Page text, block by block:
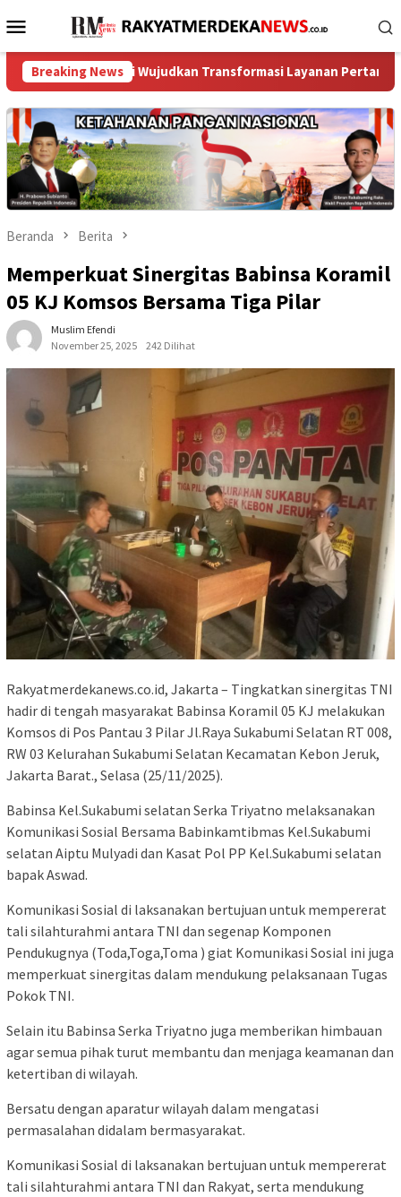
ke
Menu
Mobile
Breaking News
Wujudkan Transformasi Layanan Pertanahan
Beranda Berita
Memperkuat Sinergitas Babinsa Koramil
05 KJ Komsos Bersama Tiga Pilar
Muslim Efendi
November 25, 2025
242 Dilihat
Rakyatmerdekanews.co.id, Jakarta – Tingkatkan sinergitas TNI
hadir di tengah masyarakat Babinsa Koramil 05 KJ melakukan
Komsos di Pos Pantau 3 Pilar Jl.Raya Sukabumi Selatan RT 008,
RW 03 Kelurahan Sukabumi Selatan Kecamatan Kebon Jeruk,
Jakarta Barat., Selasa (25/11/2025).
Babinsa Kel.Sukabumi selatan Serka Triyatno melaksanakan
Komunikasi Sosial Bersama Babinkamtibmas Kel.Sukabumi
selatan Aiptu Mulyadi dan Kasat Pol PP Kel.Sukabumi selatan
bapak Aswad.
Komunikasi Sosial di laksanakan bertujuan untuk mempererat
tali silahturahmi antara TNI dan segenap Komponen
Pendukugnya (Toda,Toga,Toma ) giat Komunikasi Sosial ini juga
memperkuat sinergitas dalam mendukung pelaksanaan Tugas
Pokok TNI.
Selain itu Babinsa Serka Triyatno juga memberikan himbauan
agar semua pihak turut membantu dan menjaga keamanan dan
ketertiban di wilayah.
Bersatu dengan aparatur wilayah dalam mengatasi
permasalahan didalam bermasyarakat.
Komunikasi Sosial di laksanakan bertujuan untuk mempererat
tali silahturahmi antara TNI dan Rakyat, serta mendukung